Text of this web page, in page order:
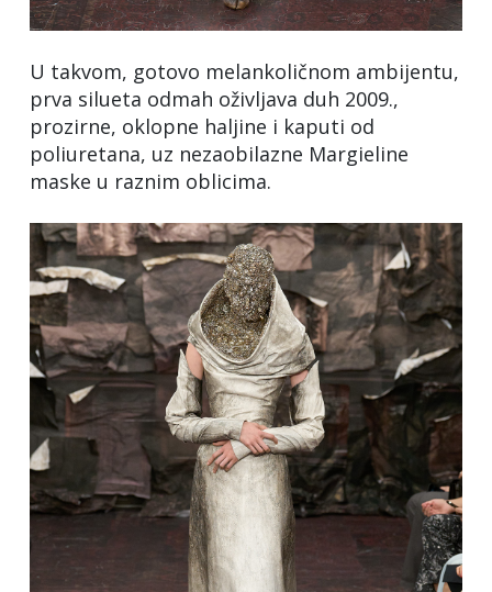
U takvom, gotovo melankoličnom ambijentu,
prva silueta odmah oživljava duh 2009.,
prozirne, oklopne haljine i kaputi od
poliuretana, uz nezaobilazne Margieline
maske u raznim oblicima.